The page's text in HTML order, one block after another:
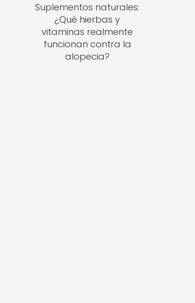
Suplementos naturales:
¿Qué hierbas y
vitaminas realmente
funcionan contra la
alopecia?